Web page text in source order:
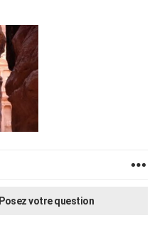
Posez votre question